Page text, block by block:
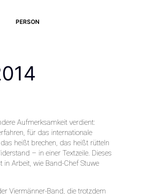
PERSON
Aufmerksamkeit verdient:
für das internationale
heißt brechen, das heißt rütteln
– in einer Textzeile. Dieses
Arbeit, wie Band-Chef Stuwe
Viermänner-Band, die trotzdem